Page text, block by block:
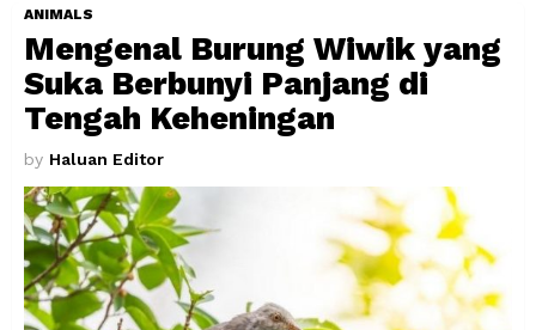
ANIMALS
Mengenal Burung Wiwik yang
Suka Berbunyi Panjang di
Tengah Keheningan
by Haluan Editor